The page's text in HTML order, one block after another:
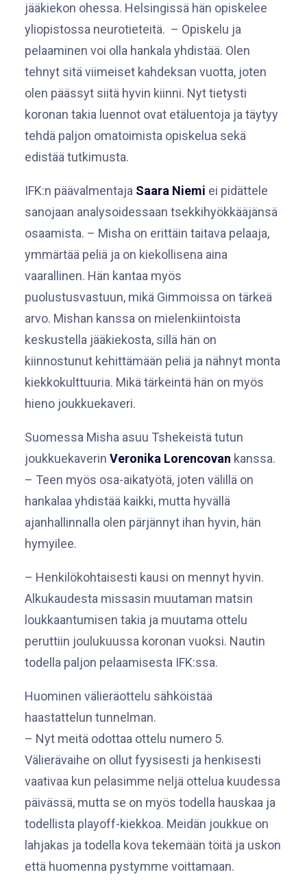
jääkiekon ohessa. Helsingissä hän opiskelee
yliopistossa neurotieteitä. – Opiskelu ja
pelaaminen voi olla hankala yhdistää. Olen
tehnyt sitä viimeiset kahdeksan vuotta, joten
olen päässyt siitä hyvin kiinni. Nyt tietysti
koronan takia luennot ovat etäluentoja ja täytyy
tehdä paljon omatoimista opiskelua sekä
edistää tutkimusta.
IFK:n päävalmentaja Saara Niemi ei pidättele
sanojaan analysoidessaan tsekkihyökkääjänsä
osaamista. – Misha on erittäin taitava pelaaja,
ymmärtää peliä ja on kiekollisena aina
vaarallinen. Hän kantaa myös
puolustusvastuun, mikä Gimmoissa on tärkeä
arvo. Mishan kanssa on mielenkiintoista
keskustella jääkiekosta, sillä hän on
kiinnostunut kehittämään peliä ja nähnyt monta
kiekkokulttuuria. Mikä tärkeintä hän on myös
hieno joukkuekaveri.
Suomessa Misha asuu Tshekeistä tutun
joukkuekaverin Veronika Lorencovan kanssa.
– Teen myös osa-aikatyötä, joten välillä on
hankalaa yhdistää kaikki, mutta hyvällä
ajanhallinnalla olen pärjännyt ihan hyvin, hän
hymyilee.
– Henkilökohtaisesti kausi on mennyt hyvin.
Alkukaudesta missasin muutaman matsin
loukkaantumisen takia ja muutama ottelu
peruttiin joulukuussa koronan vuoksi. Nautin
todella paljon pelaamisesta IFK:ssa.
Huominen välieräottelu sähköistää
haastattelun tunnelman.
– Nyt meitä odottaa ottelu numero 5.
Välierävaihe on ollut fyysisesti ja henkisesti
vaativaa kun pelasimme neljä ottelua kuudessa
päivässä, mutta se on myös todella hauskaa ja
todellista playoff-kiekkoa. Meidän joukkue on
lahjakas ja todella kova tekemään töitä ja uskon
että huomenna pystymme voittamaan.